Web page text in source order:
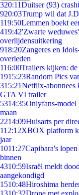
320:11Duitser (93)
920:03Trump wil dat
119:50Lemmen boekt
419:42'Zwarte
overlijdensuitkering
918:20Zangeres en
overleden
116:00Trailers kijken: de
1915:23Random Pics
315:21Netflix-abonnees
GTA VI trailer
5314:35Onlyfans-model
maan
2214:09Huisarts per
112:12XBOX platform
jaar
1011:27Capibara's
binnen
4310:59Israël meldt
aangekondigd
1510:48Hiroshima
1310:32Drone met